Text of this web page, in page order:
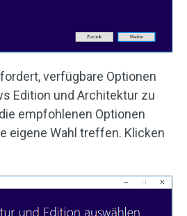
verfügbare Optionen
Edition und Architektur zu
empfohlenen Optionen
eigene Wahl treffen. Klicken